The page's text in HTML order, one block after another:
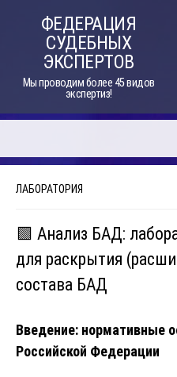
ФЕДЕРАЦИЯ
СУДЕБНЫХ
ЭКСПЕРТОВ
Мы проводим более 45 видов
экспертиз!
ЛАБОРАТОРИЯ
🟩 Анализ БАД:
для раскрытия
состава БАД
Введение: нормативные
Российской Федерации